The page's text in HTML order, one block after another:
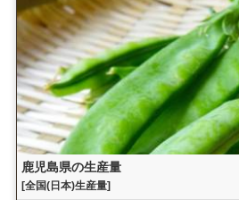
鹿児島県の生産量
[全国(日本)生産量]